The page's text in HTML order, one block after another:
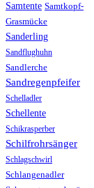
Samtente Samtkopf-
Grasmücke
Sanderling
Sandflughuhn
Sandlerche
Sandregenpfeifer
Schelladler
Schellente
Schikrasperber
Schilfrohrsänger
Schlagschwirl
Schlangenadler